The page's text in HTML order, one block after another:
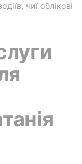
чиї облікові